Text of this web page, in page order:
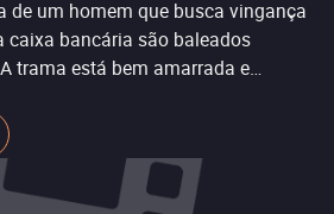
de um homem que busca vingança
caixa bancária são baleados
trama está bem amarrada e
do assento durante todo o
boas performances,
Jr. no papel principal. As
bem coreografadas e